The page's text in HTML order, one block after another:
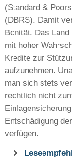
(Standard &
(DBRS). Damit
Bonität. Das
mit hoher
Kredite zur
aufzunehmen.
man sich stets
rechtlich nicht
Entschädigung
verfügen.